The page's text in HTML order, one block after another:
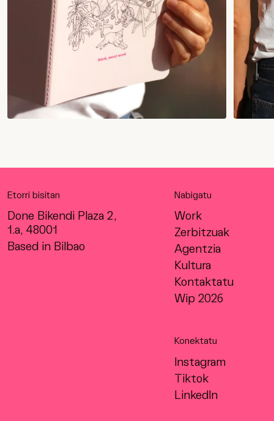
Etorri bisitan
Done Bikendi Plaza 2,
1.a, 48001
Based in Bilbao
Nabigatu
Work
Zerbitzuak
Agentzia
Kultura
Kontaktatu
Wip 2026
Konektatu
Instagram
Tiktok
LinkedIn